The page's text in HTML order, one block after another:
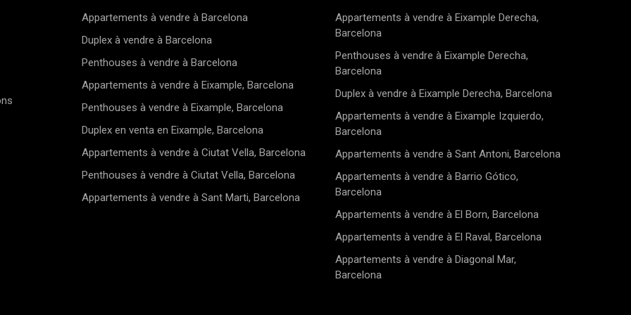
Appartements à vendre à Barcelona
Duplex à vendre à Barcelona
Penthouses à vendre à Barcelona
Appartements à vendre à Eixample, Barcelona
Penthouses à vendre à Eixample, Barcelona
Duplex en venta en Eixample, Barcelona
Appartements à vendre à Ciutat Vella, Barcelona
Penthouses à vendre à Ciutat Vella, Barcelona
Appartements à vendre à Sant Marti, Barcelona
Appartements à vendre à Eixample Derecha,
Barcelona
Penthouses à vendre à Eixample Derecha,
Barcelona
Duplex à vendre à Eixample Derecha, Barcelona
Appartements à vendre à Eixample Izquierdo,
Barcelona
Appartements à vendre à Sant Antoni, Barcelona
Appartements à vendre à Barrio Gótico,
Barcelona
Appartements à vendre à El Born, Barcelona
Appartements à vendre à El Raval, Barcelona
Appartements à vendre à Diagonal Mar,
Barcelona